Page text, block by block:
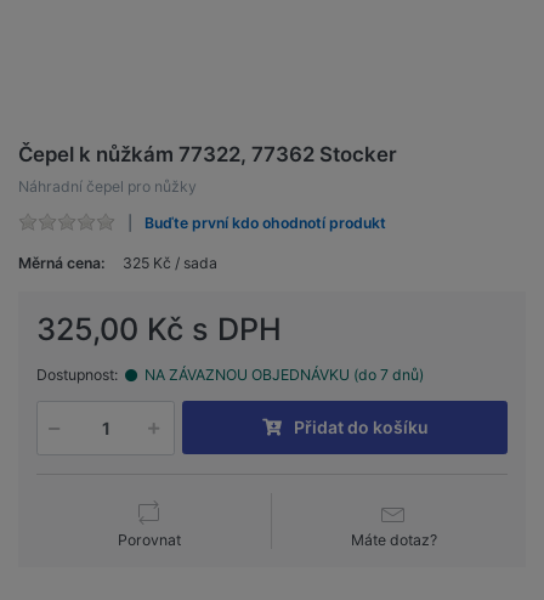
Čepel k nůžkám 77322, 77362 Stocker
Náhradní čepel pro nůžky
Buďte první kdo ohodnotí produkt
Měrná cena: 325 Kč / sada
325,00 Kč s DPH
Dostupnost: NA ZÁVAZNOU OBJEDNÁVKU (do 7 dnů)
Přidat do košíku
Porovnat Máte dotaz?